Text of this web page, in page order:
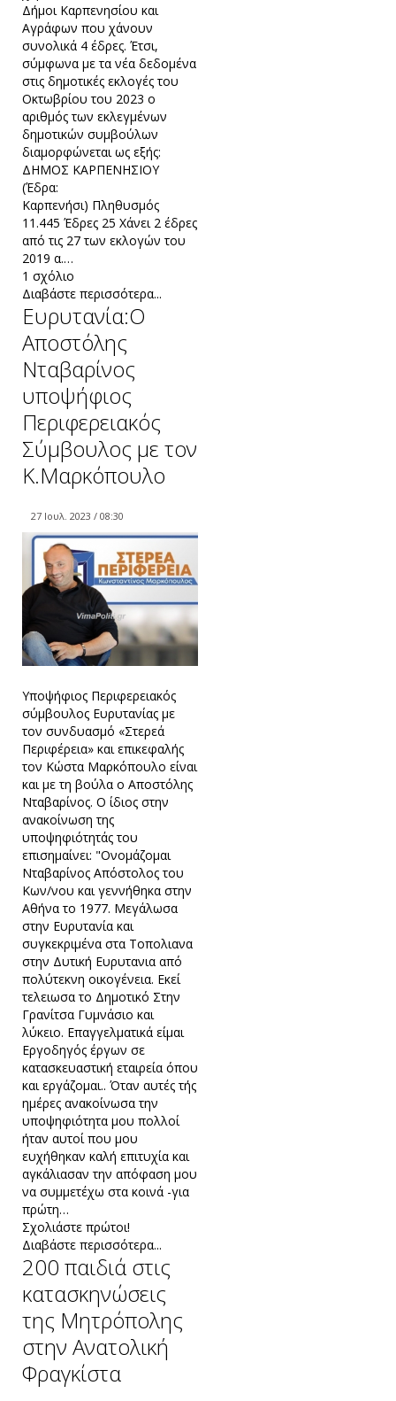
Δήμοι Καρπενησίου και
Αγράφων που χάνουν
συνολικά 4 έδρες. Έτσι,
σύμφωνα με τα νέα δεδομένα
στις δημοτικές εκλογές του
Οκτωβρίου του 2023 ο
αριθμός των εκλεγμένων
δημοτικών συμβούλων
διαμορφώνεται ως εξής:
ΔΗΜΟΣ ΚΑΡΠΕΝΗΣΙΟΥ
(Έδρα:
Καρπενήσι) Πληθυσμός
11.445 Έδρες 25 Xάνει 2 έδρες
από τις 27 των εκλογών του
2019 α.…
1 σχόλιο
Διαβάστε περισσότερα...
Ευρυτανία:Ο
Αποστόλης
Νταβαρίνος
υποψήφιος
Περιφερειακός
Σύμβουλος με τον
Κ.Μαρκόπουλο
27 Ιουλ. 2023 / 08:30
Υποψήφιος Περιφερειακός
σύμβουλος Ευρυτανίας με
τον συνδυασμό «Στερεά
Περιφέρεια» και επικεφαλής
τον Κώστα Μαρκόπουλο είναι
και με τη βούλα ο Αποστόλης
Νταβαρίνος. Ο ίδιος στην
ανακοίνωση της
υποψηφιότητάς του
επισημαίνει: "Ονομάζομαι
Νταβαρίνος Απόστολος του
Κων/νου και γεννήθηκα στην
Αθήνα το 1977. Μεγάλωσα
στην Ευρυτανία και
συγκεκριμένα στα Τοπολιανα
στην Δυτική Ευρυτανια από
πολύτεκνη οικογένεια. Εκεί
τελειωσα το Δημοτικό Στην
Γρανίτσα Γυμνάσιο και
λύκειο. Επαγγελματικά είμαι
Εργοδηγός έργων σε
κατασκευαστική εταιρεία όπου
και εργάζομαι.. Όταν αυτές τής
ημέρες ανακοίνωσα την
υποψηφιότητα μου πολλοί
ήταν αυτοί που μου
ευχήθηκαν καλή επιτυχία και
αγκάλιασαν την απόφαση μου
να συμμετέχω στα κοινά -για
πρώτη…
Σχολιάστε πρώτοι!
Διαβάστε περισσότερα...
200 παιδιά στις
κατασκηνώσεις
της Μητρόπολης
στην Ανατολική
Φραγκίστα